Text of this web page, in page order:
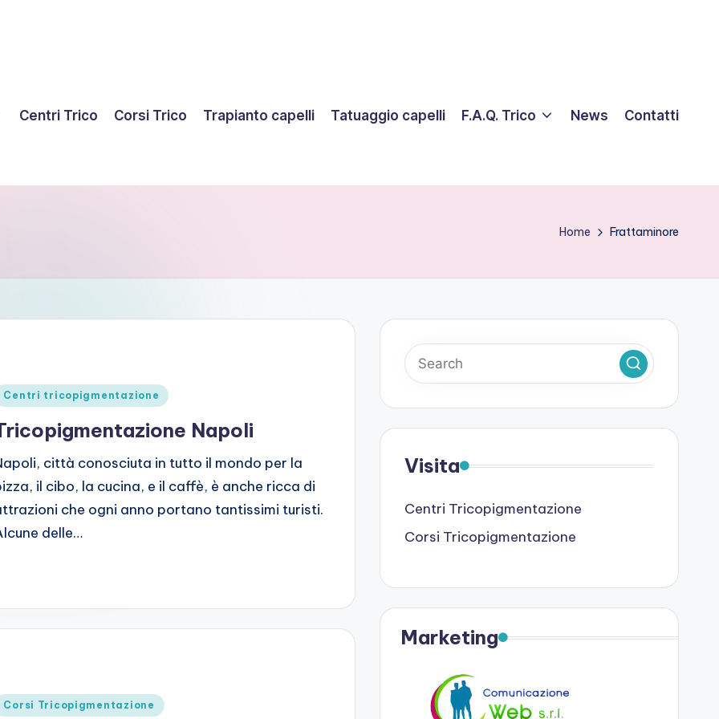
Centri Trico Corsi Trico Trapianto capelli Tatuaggio capelli F.A.Q. Trico News Contatti
Home Frattaminore
Centri tricopigmentazione
Napoli
città conosciuta in tutto il mondo per la
il cibo, la cucina, e il caffè, è anche ricca di
che ogni anno portano tantissimi turisti.
delle…
Corsi Tricopigmentazione
Visita
Centri Tricopigmentazione
Corsi Tricopigmentazione
Marketing